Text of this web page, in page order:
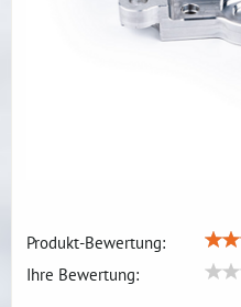
Produkt-Bewertung:
Ihre Bewertung: